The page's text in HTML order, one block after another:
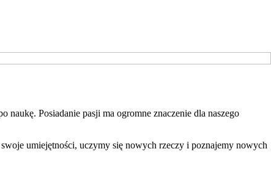
Posiadanie pasji ma ogromne znaczenie dla naszego
umiejętności, uczymy się nowych rzeczy i poznajemy nowych